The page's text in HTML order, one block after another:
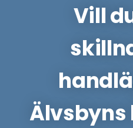
Vill
Älvsbyns